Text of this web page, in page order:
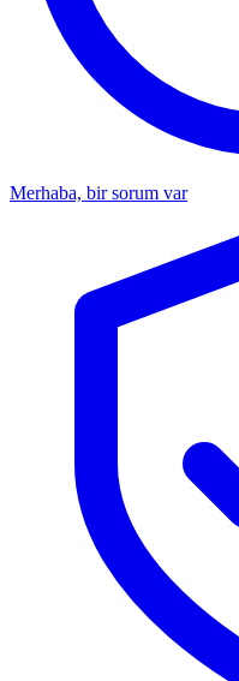
Merhaba, bir sorum var